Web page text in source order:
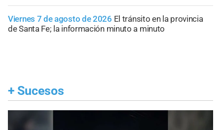
Viernes 7 de agosto de 2026 El tránsito en la provincia
de Santa Fe; la información minuto a minuto
+ Sucesos